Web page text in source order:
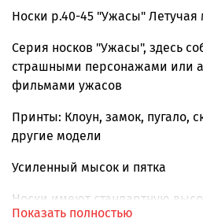
Носки р.40-45 "Ужасы"
Серия носков "Ужасы", здесь
страшными персонажами или
фильмами ужасов
Принты: Клоун, замок, пугало,
другие модели
Усиленный мысок и пятка
Носки имеют стандартную
Показать полностью